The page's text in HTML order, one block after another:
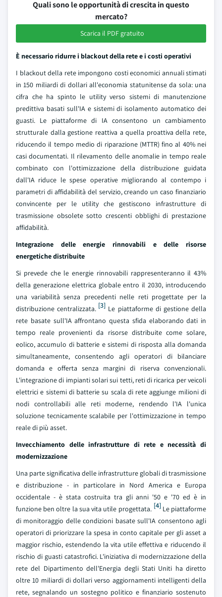
Quali sono le opportunità di crescita in questo
mercato?
Scarica il PDF gratuito
È necessario ridurre i blackout della rete e i costi operativi
I blackout della rete impongono costi economici annuali stimati
in 150 miliardi di dollari all'economia statunitense da sola: una
cifra che ha spinto le utility verso sistemi di manutenzione
predittiva basati sull'IA e sistemi di isolamento automatico dei
guasti. Le piattaforme di IA consentono un cambiamento
strutturale dalla gestione reattiva a quella proattiva della rete,
riducendo il tempo medio di riparazione (MTTR) fino al 40% nei
casi documentati. Il rilevamento delle anomalie in tempo reale
combinato con l'ottimizzazione della distribuzione guidata
dall'IA riduce le spese operative migliorando al contempo i
parametri di affidabilità del servizio, creando un caso finanziario
convincente per le utility che gestiscono infrastrutture di
trasmissione obsolete sotto crescenti obblighi di prestazione
affidabilità.
Integrazione delle energie rinnovabili e delle risorse
energetiche distribuite
Si prevede che le energie rinnovabili rappresenteranno il 43%
della generazione elettrica globale entro il 2030, introducendo
una variabilità senza precedenti nelle reti progettate per la
distribuzione centralizzata. [3] Le piattaforme di gestione della
rete basate sull'IA affrontano questa sfida elaborando dati in
tempo reale provenienti da risorse distribuite come solare,
eolico, accumulo di batterie e sistemi di risposta alla domanda
simultaneamente, consentendo agli operatori di bilanciare
domanda e offerta senza margini di riserva convenzionali.
L'integrazione di impianti solari sui tetti, reti di ricarica per veicoli
elettrici e sistemi di batterie su scala di rete aggiunge milioni di
nodi controllabili alle reti moderne, rendendo l'IA l'unica
soluzione tecnicamente scalabile per l'ottimizzazione in tempo
reale di più asset.
Invecchiamento delle infrastrutture di rete e necessità di
modernizzazione
Una parte significativa delle infrastrutture globali di trasmissione
e distribuzione - in particolare in Nord America e Europa
occidentale - è stata costruita tra gli anni '50 e '70 ed è in
funzione ben oltre la sua vita utile progettata. [4]Le piattaforme
di monitoraggio delle condizioni basate sull'IA consentono agli
operatori di priorizzare la spesa in conto capitale per gli asset a
maggior rischio, estendendo la vita utile effettiva e riducendo il
rischio di guasti catastrofici. L'iniziativa di modernizzazione della
rete del Dipartimento dell'Energia degli Stati Uniti ha diretto
oltre 10 miliardi di dollari verso aggiornamenti intelligenti della
rete, segnalando un sostegno politico e finanziario sostenuto